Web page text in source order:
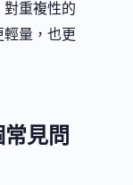
重複性的
量，也更
見問